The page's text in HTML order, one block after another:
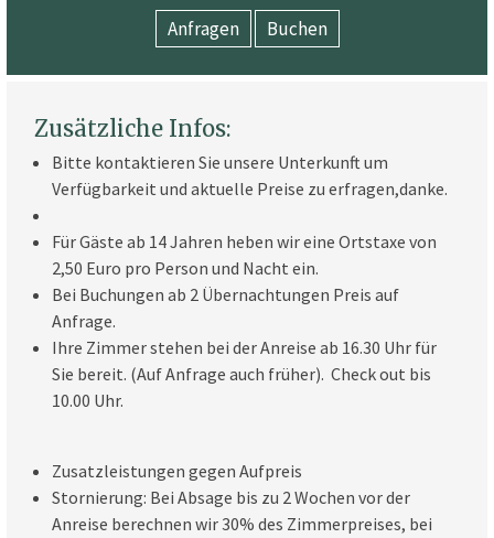
Zusätzliche Infos:
Bitte kontaktieren Sie unsere Unterkunft um
Verfügbarkeit und aktuelle Preise zu erfragen,danke.
Für Gäste ab 14 Jahren heben wir eine Ortstaxe von
2,50 Euro pro Person und Nacht ein.
Bei Buchungen ab 2 Übernachtungen Preis auf
Anfrage.
Ihre Zimmer stehen bei der Anreise ab 16.30 Uhr für
Sie bereit. (Auf Anfrage auch früher). Check out bis
10.00 Uhr.
Zusatzleistungen gegen Aufpreis
Stornierung: Bei Absage bis zu 2 Wochen vor der
Anreise berechnen wir 30% des Zimmerpreises, bei